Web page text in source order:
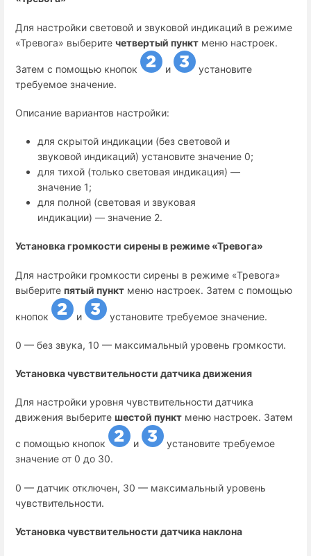
Для настройки световой и звуковой индикаций в режиме
«Тревога» выберите четвертый пункт меню настроек.
Затем с помощью кнопок и
установите
требуемое значение.
Описание вариантов настройки:
для скрытой индикации (без световой и
звуковой индикаций) установите значение 0;
для тихой (только световая индикация) —
значение 1;
для полной (световая и звуковая
индикации) — значение 2.
Установка громкости сирены в режиме «Тревога»
Для настройки громкости сирены в режиме «Тревога»
выберите пятый пункт меню настроек. Затем с помощью
кнопок и установите требуемое значение.
0 — без звука, 10 — максимальный уровень громкости.
Установка чувствительности датчика движения
Для настройки уровня чувствительности датчика
движения выберите шестой пункт меню настроек. Затем
с помощью кнопок и
установите требуемое
значение от 0 до 30.
0 — датчик отключен, 30 — максимальный уровень
чувствительности.
Установка чувствительности датчика наклона